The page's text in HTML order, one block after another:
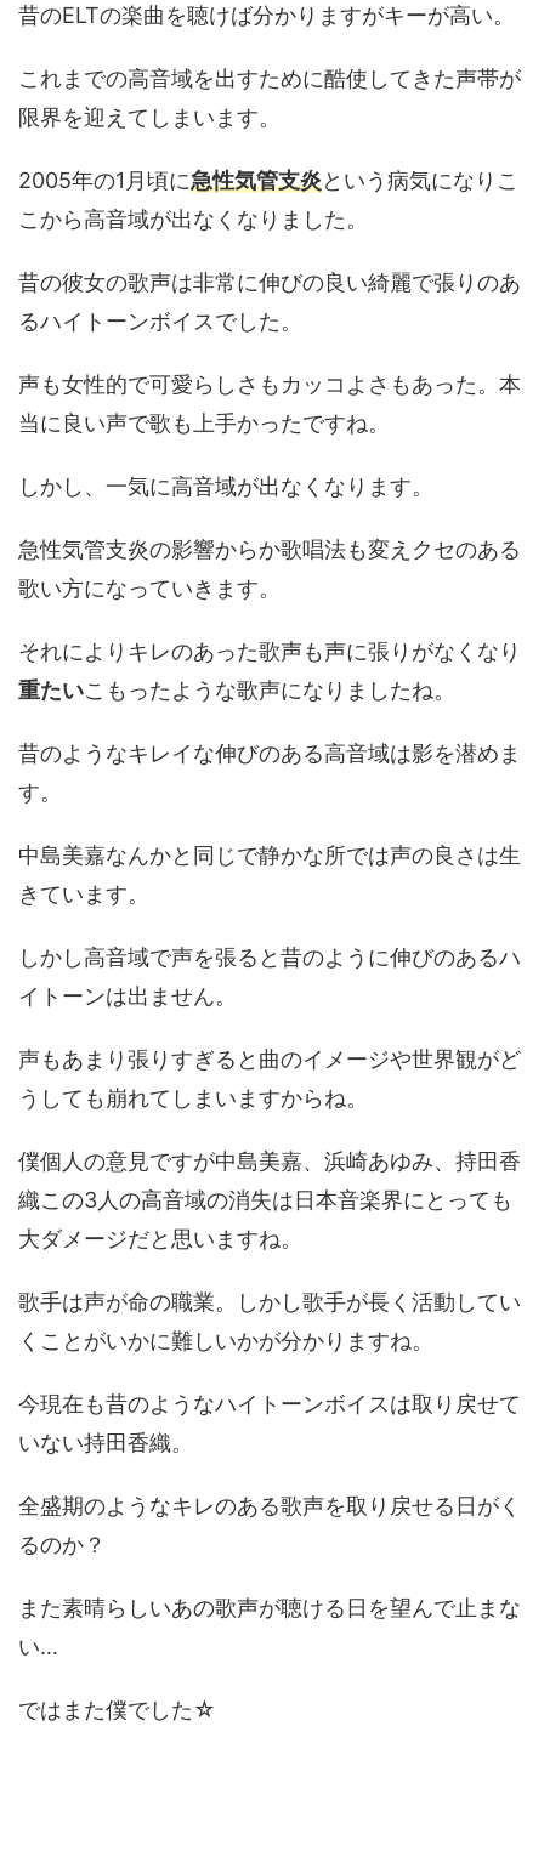
昔のELTの楽曲を聴けば分かりますがキーが高い。
これまでの高音域を出すために酷使してきた声帯が
限界を迎えてしまいます。
2005年の1月頃に急性気管支炎という病気になりこ
こから高音域が出なくなりました。
昔の彼女の歌声は非常に伸びの良い綺麗で張りのあ
るハイトーンボイスでした。
声も女性的で可愛らしさもカッコよさもあった。本
当に良い声で歌も上手かったですね。
しかし、一気に高音域が出なくなります。
急性気管支炎の影響からか歌唱法も変えクセのある
歌い方になっていきます。
それによりキレのあった歌声も声に張りがなくなり
重たいこもったような歌声になりましたね。
昔のようなキレイな伸びのある高音域は影を潜めま
す。
中島美嘉なんかと同じで静かな所では声の良さは生
きています。
しかし高音域で声を張ると昔のように伸びのあるハ
イトーンは出ません。
声もあまり張りすぎると曲のイメージや世界観がど
うしても崩れてしまいますからね。
僕個人の意見ですが中島美嘉、浜崎あゆみ、持田香
織この3人の高音域の消失は日本音楽界にとっても
大ダメージだと思いますね。
歌手は声が命の職業。しかし歌手が長く活動してい
くことがいかに難しいかが分かりますね。
今現在も昔のようなハイトーンボイスは取り戻せて
いない持田香織。
全盛期のようなキレのある歌声を取り戻せる日がく
るのか？
また素晴らしいあの歌声が聴ける日を望んで止まな
い…
ではまた僕でした☆